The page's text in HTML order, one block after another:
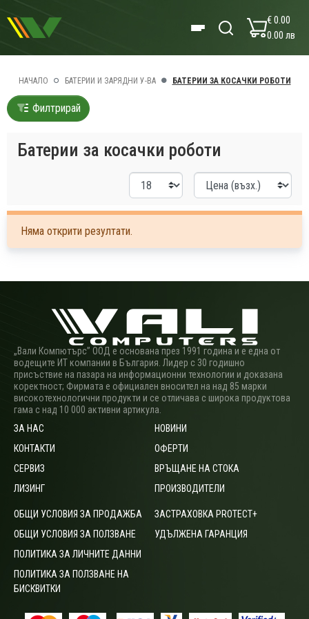
€ 0.00
0.00 лв
НАЧАЛО БАТЕРИИ И ЗАРЯДНИ У-ВА БАТЕРИИ ЗА КОСАЧКИ РОБОТИ
Филтрирай
Батерии за косачки роботи
Няма открити резултати.
„Вали Компютърс” ООД е основана през 1991 година и е една от
водещите ИТ компании в България. Лидер с 30 годишно
присъствие на пазара на информационни технологии и доказана
коректност; Фирмата е официален вносител на над 85 марки
високотехнологични продукти и се отличава с широка продуктова
гама с над 10 000 активни артикула.
ЗА НАС
КОНТАКТИ
СЕРВИЗ
ЛИЗИНГ
НОВИНИ
ОФЕРТИ
ВРЪЩАНЕ НА СТОКА
ПРОИЗВОДИТЕЛИ
ОБЩИ УСЛОВИЯ ЗА ПРОДАЖБА
ОБЩИ УСЛОВИЯ ЗА ПОЛЗВАНЕ
ПОЛИТИКА ЗА ЛИЧНИТЕ ДАННИ
ПОЛИТИКА ЗА ПОЛЗВАНЕ НА
БИСКВИТКИ
ЗАСТРАХОВКА PROTECT+
УДЪЛЖЕНА ГАРАНЦИЯ